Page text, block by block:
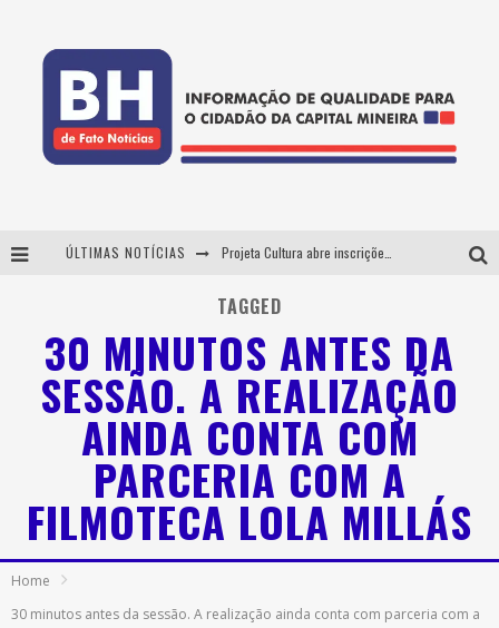
ÚLTIMAS NOTÍCIAS
Esplanada fica pequena e CÊ TÁ DOIDO FESTIVAL anuncia mudança para o gramado do Mineirão
As Hilárias: Suzy Brasil, Kayete e Karoline Absinto retornam a Belo Horizonte para apresentação única no Teatro Sesiminas
TAGGED
30 MINUTOS ANTES DA
SESSÃO. A REALIZAÇÃO
AINDA CONTA COM
PARCERIA COM A
FILMOTECA LOLA MILLÁS
Home
30 minutos antes da sessão. A realização ainda conta com parceria com a